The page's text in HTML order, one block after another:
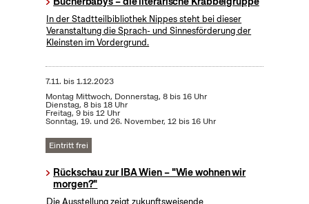
In der Stadtteilbibliothek Nippes steht bei dieser
Veranstaltung die Sprach- und Sinnesförderung der
Kleinsten im Vordergrund.
7.11. bis1.12.2023
Montag Mittwoch, Donnerstag, 8 bis 16 Uhr
Dienstag, 8 bis 18 Uhr
Freitag, 9 bis 12 Uhr
Sonntag, 19. und 26. November, 12 bis 16 Uhr
Eintritt frei
Rückschau zur IBA Wien – "Wie wohnen wir
morgen?"